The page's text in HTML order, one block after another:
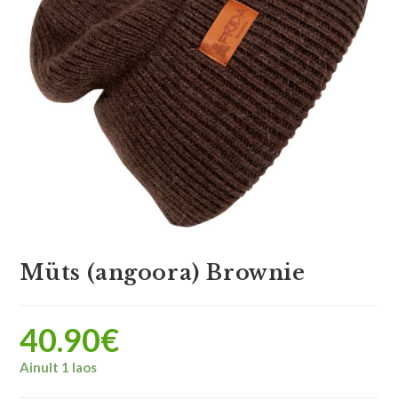
Müts (angoora) Brownie
40.90€
Ainult 1 laos